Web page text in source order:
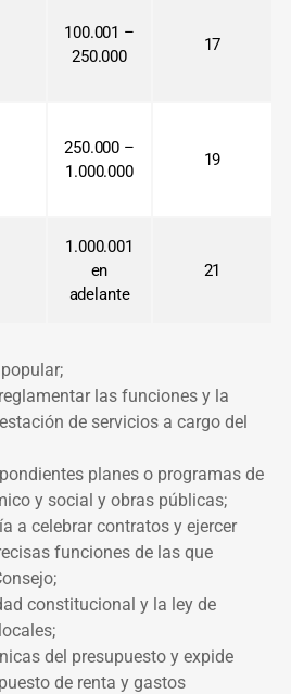
100.001 –
250.000
17
250.000 –
1.000.000
19
1.000.001
en
adelante
21
las funciones y la
de servicios a cargo del
planes o programas de
y social y obras públicas;
a celebrar contratos y ejercer
funciones de las que
constitucional y la ley de
del presupuesto y expide
de renta y gastos